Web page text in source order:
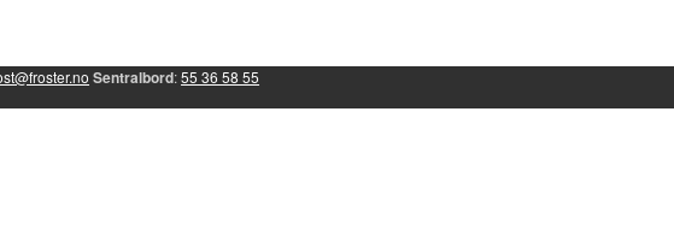
Sentralbord:55 36 58 55